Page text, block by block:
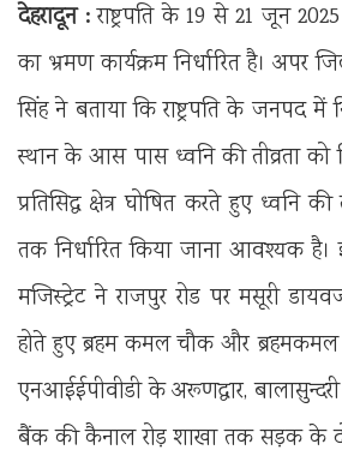
देहरादून :राष्ट्रपति के 19 से 21 जून
का भ्रमण कार्यक्रम निर्धारित है। अपर
सिंह ने बताया कि राष्ट्रपति के जनपद में
स्थान के आस पास ध्वनि की तीव्रता को
प्रतिसिद्व क्षेत्र घोषित करते हुए ध्वनि
तक निर्धारित किया जाना आवश्यक
मजिस्ट्रेट ने राजपुर रोड पर मसूरी
होते हुए ब्रहम कमल चौक और
एनआईईपीवीडी के अरूणद्वार,
बैंक की कैनाल रोड़ शाखा तक सड़क के